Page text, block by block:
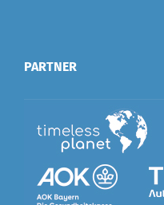
PARTNER